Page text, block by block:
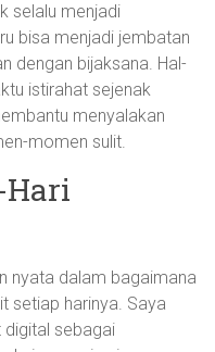
selalu menjadi
bisa menjadi jembatan
dengan bijaksana. Hal-
istirahat sejenak
menyalakan
momen sulit.
nyata dalam bagaimana
setiap harinya. Saya
digital sebagai